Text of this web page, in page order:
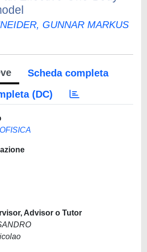
GUNNAR MARKUS
Scheda completa
(DC)
Advisor o Tutor